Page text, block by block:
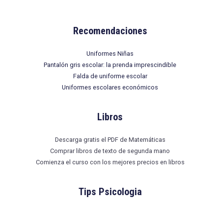
Recomendaciones
Uniformes Niñas
Pantalón gris escolar: la prenda imprescindible
Falda de uniforme escolar
Uniformes escolares económicos
Libros
Descarga gratis el PDF de Matemáticas
Comprar libros de texto de segunda mano
Comienza el curso con los mejores precios en libros
Tips Psicologia